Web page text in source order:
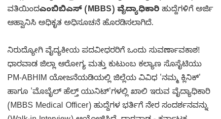
ವತಿಯಿಂದಎಂಬಿಬಿಎಸ್ (MBBS) ವೈದ್ಯಾಧಿಕಾರಿ ಹುದ್ದೆಗಳಿಗೆ ಅರ್ಜಿ
ಆಹ್ವಾನಿಸಿ ಅಧಿಕೃತ ಅಧಿಸೂಚನೆ ಹೊರಡಿಸಲಾಗಿದೆ.
ನಿರುದ್ಯೋಗಿ ವೈದ್ಯಕೀಯ ಪದವೀಧರರಿಗೆ ಒಂದು ಸುವರ್ಣಾವಕಾಶ!
ಧಾರವಾಡ ಜಿಲ್ಲಾ ಆರೋಗ್ಯ ಮತ್ತು ಕುಟುಂಬ ಕಲ್ಯಾಣ ಸೊಸೈಟಿಯು
PM-ABHIM ಯೋಜನೆಯಡಿಯಲ್ಲಿ ಜಿಲ್ಲೆಯ ವಿವಿಧ 'ನಮ್ಮ ಕ್ಲಿನಿಕ್'
ಹಾಗೂ 'ಮೊಬೈಲ್ ಹೆಲ್ತ್ ಯುನಿಟ್'ಗಳಲ್ಲಿ ಖಾಲಿ ಇರುವ ವೈದ್ಯಾಧಿಕಾರಿ
(MBBS Medical Officer) ಹುದ್ದೆಗಳ ಭರ್ತಿಗೆ ನೇರ ಸಂದರ್ಶನವನ್ನು